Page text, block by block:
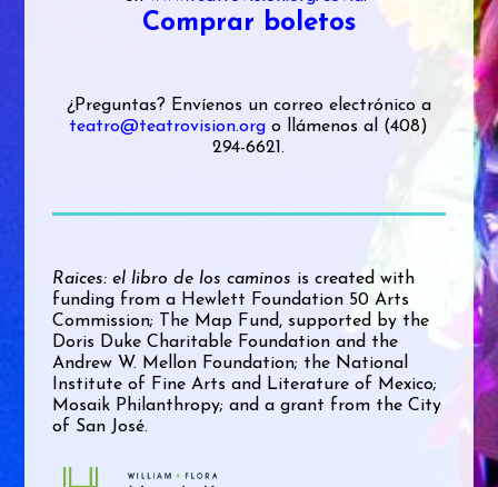
Comprar boletos
¿Preguntas? Envíenos un correo electrónico a
teatro@teatrovision.org o llámenos al (408)
294-6621.
Raices: el libro de los caminos is created with
funding from a Hewlett Foundation 50 Arts
Commission; The Map Fund, supported by the
Doris Duke Charitable Foundation and the
Andrew W. Mellon Foundation; the National
Institute of Fine Arts and Literature of Mexico;
Mosaik Philanthropy; and a grant from the City
of San José.